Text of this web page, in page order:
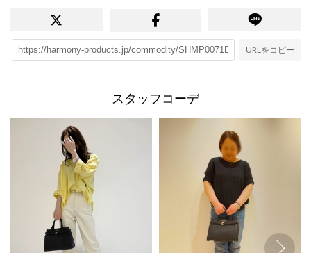
URLをコピー
スタッフコーデ